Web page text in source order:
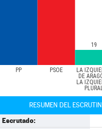
PP PSOE
LA
DE
LA
19
RESUMEN DEL
Escrutado: